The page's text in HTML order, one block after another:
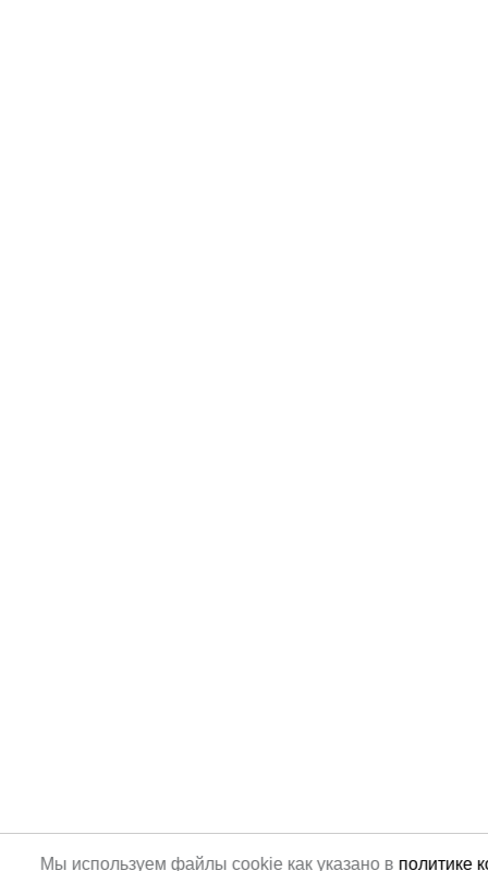
Мы используем файлы cookie как указано в политике